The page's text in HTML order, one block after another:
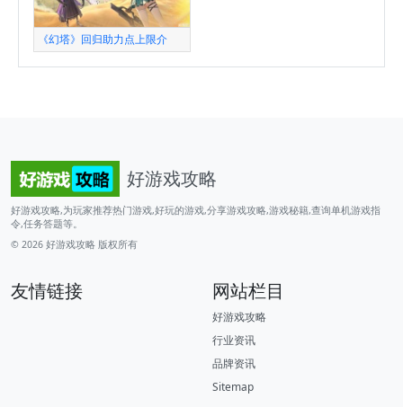
《幻塔》回归助力点上限介
好游戏攻略
好游戏攻略,为玩家推荐热门游戏,好玩的游戏,分享游戏攻略,游戏秘籍,查询单机游戏指
令,任务答题等。
© 2026 好游戏攻略 版权所有
友情链接 网站栏目
好游戏攻略
行业资讯
品牌资讯
Sitemap